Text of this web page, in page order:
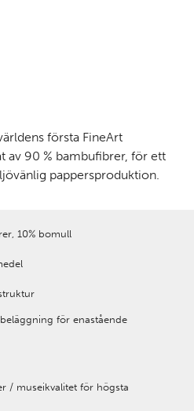
första FineArt
av 90 % bambufibrer, för ett
pappersproduktion.
10% bomull
för enastående
/ museikvalitet för högsta